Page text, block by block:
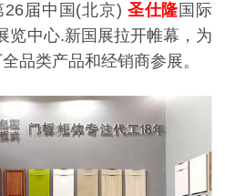
届中国(北京) 圣仕隆 国际
览中心.新国展拉开帷幕，为
品类产品和经销商参展。